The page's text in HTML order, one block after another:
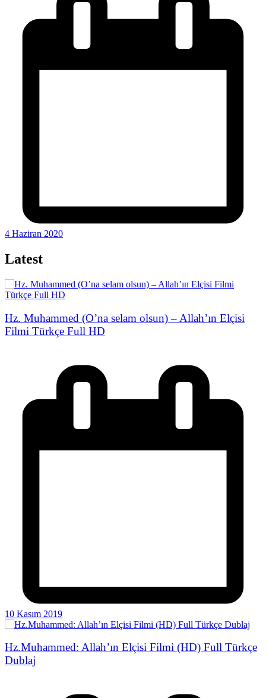
4 Haziran 2020
Latest
Hz. Muhammed (O’na selam olsun) – Allah’ın Elçisi
Filmi Türkçe Full HD
10 Kasım 2019
Hz.Muhammed: Allah’ın Elçisi Filmi (HD) Full Türkçe
Dublaj